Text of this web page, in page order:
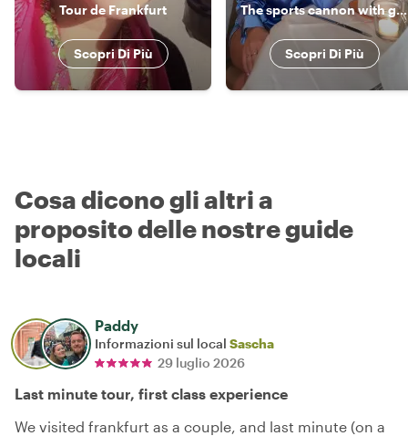
Tour de Frankfurt
Scopri Di Più
The sports cannon with good taste
Scopri Di Più
Cosa dicono gli altri a
proposito delle nostre guide
locali
Paddy
Informazioni sul local Sascha
29 luglio 2026
Last minute tour, first class experience
We visited frankfurt as a couple, and last minute (on a